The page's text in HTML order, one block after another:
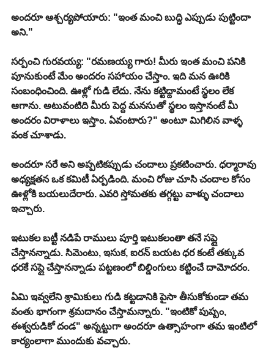
అందరూ ఆశ్చర్యపోయారు: "ఇంత మంచి బుద్ధి ఎప్పుడు పుట్టిందా
అని."
సర్పంచి గురవయ్య: "రమణయ్య గారు! మీరు ఇంత మంచి పనికి
పూనుకుంటే మేం అందరం సహాయం చేస్తాం. ఇది మన ఊరికి
సంబంధించింది. ఊళ్లో గుడి లేదు. నేను కట్టిద్దామంటే స్థలం లేక
ఆగాను. అటువంటిది మీరు పెద్ద మనసుతో స్థలం ఇస్తానంటే మీ
అందరం విరాళాలు ఇస్తాం. ఏవంటారు?" అంటూ మిగిలిన వాళ్ళ
వంక చూశాడు.
అందరూ సరే అని అప్పటికప్పుడు చందాలు ప్రకటించారు. ధర్మారావు
అధ్యక్షతన ఒక కమిటీ ఏర్పడింది. మంచి రోజు చూసి చందాల కోసం
ఊళ్లోకి బయలుదేరారు. ఎవరి స్తోమతకు తగ్గట్టు వాళ్ళు చందాలు
ఇచ్చారు.
ఇటుకల బట్టీ నడిపే రాములు పూర్తి ఇటుకలంతా తనే సప్లై
చేస్తానన్నాడు. సిమెంటు, ఇసుక, ఐరన్ బయట ధర కంటే తక్కువ
ధరకే సప్లై చేస్తానన్నాడు పట్టణంలో బిల్డింగులు కట్టించే దామోదరం.
ఏమి ఇవ్వలేని శ్రామికులు గుడి కట్టడానికి పైసా తీసుకోకుండా తమ
వంతు భాగంగా శ్రమదానం చేస్తామన్నారు. "ఇంటికో పుష్పం,
ఈశ్వరుడికో దండ" అన్నట్టుగా అందరూ ఉత్సాహంగా తమ ఇంటిలో
కార్యంలాగా ముందుకు వచ్చారు.